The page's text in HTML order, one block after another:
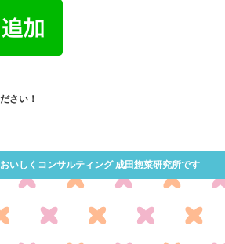
さい！
しくコンサルティング 成田惣菜研究所です